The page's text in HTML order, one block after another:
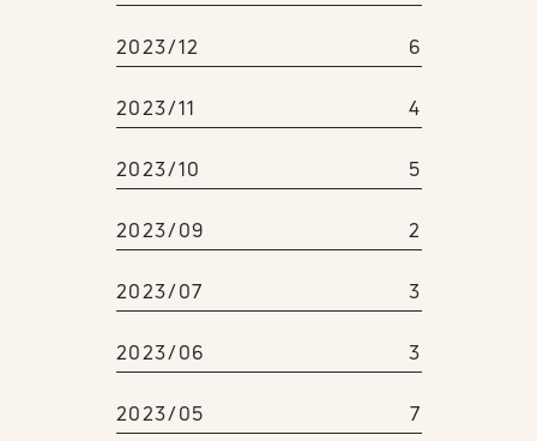
2023/12 6
2023/11 4
2023/10 5
2023/09 2
2023/07 3
2023/06 3
2023/05 7